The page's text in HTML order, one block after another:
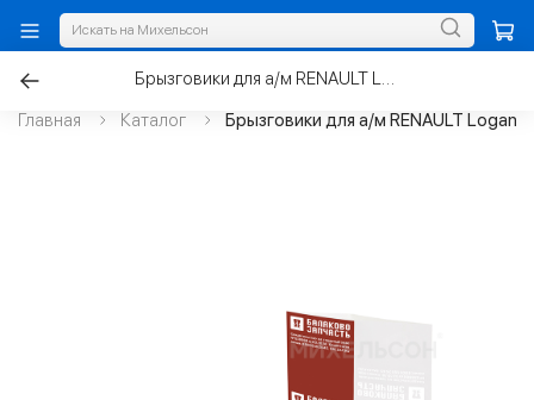
Главная Каталог Брызговики для а/м RENAULT Logan